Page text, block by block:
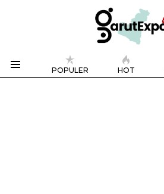
POPULER HOT